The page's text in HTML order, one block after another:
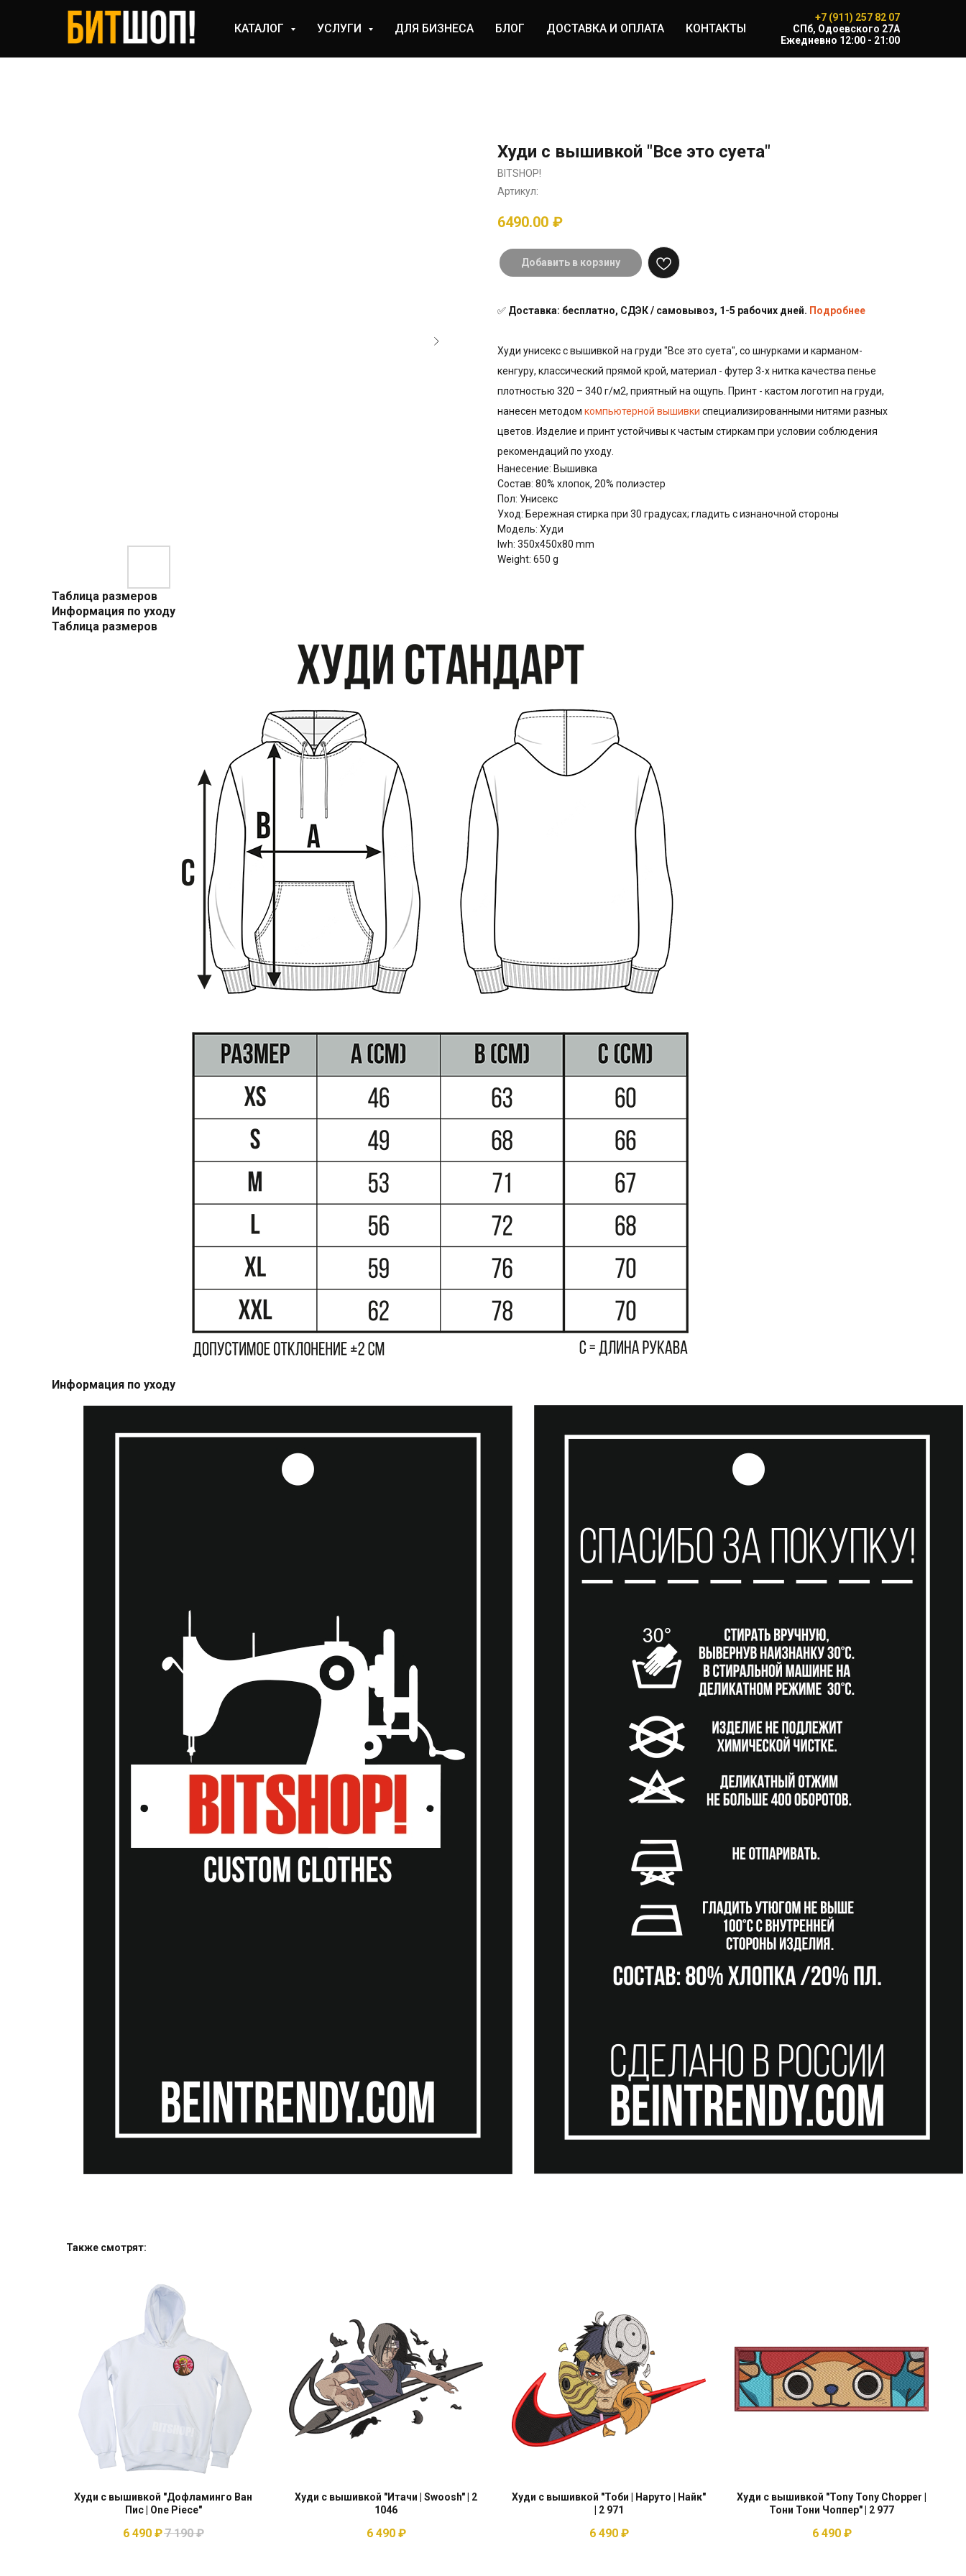
КАТАЛОГ УСЛУГИ ДЛЯ БИЗНЕСА БЛОГ ДОСТАВКА И ОПЛАТА КОНТАКТЫ
+7 (911) 257 82 07
CПб, Одоевского 27А
Ежедневно 12:00 - 21:00
Худи с вышивкой "Все это суета"
BITSHOP!
Артикул:
6490.00 ₽
Добавить в корзину
✅ Доставка: бесплатно, СДЭК / самовывоз, 1-5 рабочих дней. Подробнее
Худи унисекс с вышивкой на груди "Все это суета", со шнурками и карманом-
кенгуру, классический прямой крой, материал - футер 3-х нитка качества пенье
плотностью 320 – 340 г/м2, приятный на ощупь. Принт - кастом логотип на груди,
нанесен методом компьютерной вышивки специализированными нитями разных
цветов. Изделие и принт устойчивы к частым стиркам при условии соблюдения
рекомендаций по уходу.
Нанесение: Вышивка
Состав: 80% хлопок, 20% полиэстер
Пол: Унисекс
Уход: Бережная стирка при 30 градусах; гладить с изнаночной стороны
Модель: Худи
lwh: 350x450x80 mm
Weight: 650 g
Таблица размеров
Информация по уходу
Таблица размеров
Информация по уходу
Также смотрят:
Худи с вышивкой "Дофламинго Ван
Пис | One Piece"
6 490 ₽7 190 ₽
Худи с вышивкой "Итачи | Swoosh" | 2
1046
6 490 ₽
Худи с вышивкой "Тоби | Наруто | Найк"
| 2 971
6 490 ₽
Худи с вышивкой "Tony Tony Chopper |
Тони Тони Чоппер" | 2 977
6 490 ₽